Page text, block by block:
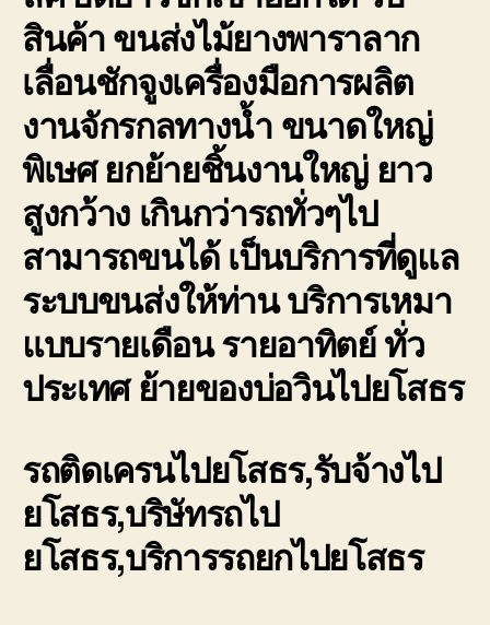
สินค้า ขนส่งไม้ยางพาราลาก
เลื่อนชักจูงเครื่องมือการผลิต
งานจักรกลทางน้ำ ขนาดใหญ่
พิเษศ ยกย้ายชิ้นงานใหญ่ ยาว
สูงกว้าง เกินกว่ารถทั่วๆไป
สามารถขนได้ เป็นบริการที่ดูแล
ระบบขนส่งให้ท่าน บริการเหมา
แบบรายเดือน รายอาทิตย์ ทั่ว
ประเทศ ย้ายของบ่อวินไปยโสธร
รถติดเครนไปยโสธร,รับจ้างไป
ยโสธร,บริษัทรถไป
ยโสธร,บริการรถยกไปยโสธร